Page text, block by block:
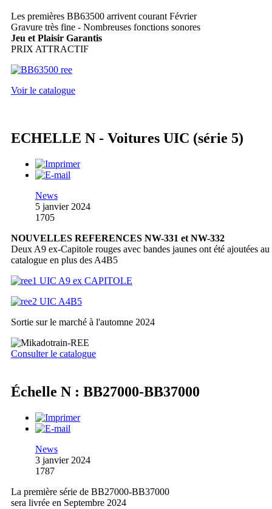
Les premières BB63500 arrivent courant Février
Gravure très fine - Nombreuses fonctions sonores
Jeu et Plaisir Garantis
PRIX ATTRACTIF
Voir le catalogue
ECHELLE N - Voitures UIC (série 5)
News
5 janvier 2024
1705
NOUVELLES REFERENCES NW-331 et NW-332
Deux A9 ex-Capitole rouges avec bandes jaunes ont été ajoutées au
catalogue en plus des A4B5
Sortie sur le marché à l'automne 2024
Consulter le catalogue
Échelle N : BB27000-BB37000
News
3 janvier 2024
1787
La première série de BB27000-BB37000
sera livrée en Septembre 2024